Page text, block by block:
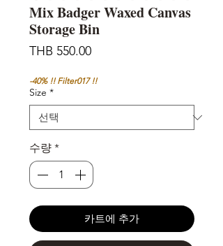
Mix Badger Waxed Canvas
Storage Bin
THB 550.00가
-40% !! Filter017 !!
Size *
수량 *
카트에 추가